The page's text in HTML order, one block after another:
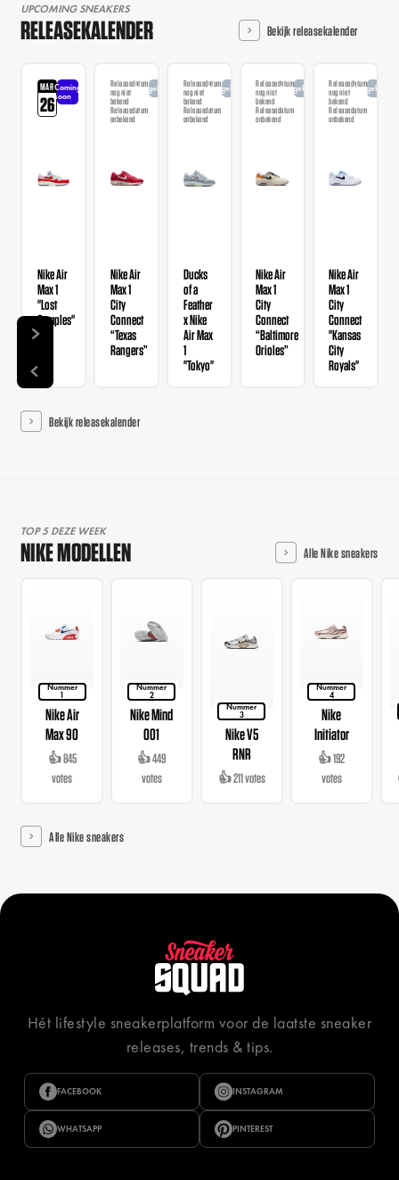
UPCOMING SNEAKERS
RELEASEKALENDER Bekijk releasekalender
MAR
26
Coming
soon
Nike Air
Max 1
"Lost
Samples"
Releasedatum
nog niet
bekend
Releasedatum
onbekend
Aangekondigd
Nike Air
Max 1
City
Connect
“Texas
Rangers”
Releasedatum
nog niet
bekend
Releasedatum
onbekend
Aangekondigd
Ducks
of a
Feather
x Nike
Air Max
1
"Tokyo"
Releasedatum
nog niet
bekend
Releasedatum
onbekend
Aangekondigd
Nike Air
Max 1
City
Connect
“Baltimore
Orioles”
Releasedatum
nog niet
bekend
Releasedatum
onbekend
Nike Air
Max 1
City
Connect
"Kansas
City
Royals"
Bekijk releasekalender
TOP 5 DEZE WEEK
NIKE MODELLEN Alle Nike sneakers
Nummer
1
Nike Air
Max 90
👍 845
votes
Nummer
2
Nike Mind
001
👍 449
votes
Nummer
3
Nike V5
RNR
👍 211 votes
Nummer
4
Nike
Initiator
👍 192
votes
Alle Nike sneakers
Hét lifestyle sneakerplatform voor de laatste sneaker
releases, trends & tips.
FACEBOOK INSTAGRAM
WHATSAPP PINTEREST